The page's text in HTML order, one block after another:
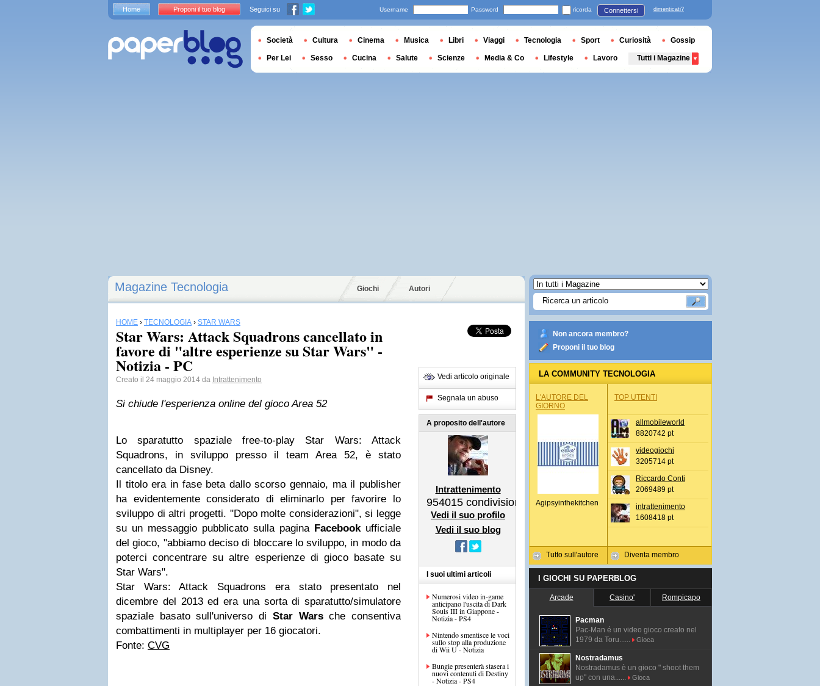
Magazine Tecnologia Giochi Autori
HOME › TECNOLOGIA › STAR WARS
Star Wars: Attack Squadrons cancellato in
favore di "altre esperienze su Star Wars" -
Notizia - PC
Creato il 24 maggio 2014 da Intrattenimento
Si chiude l'esperienza online del gioco Area 52
Lo sparatutto spaziale free-to-play Star Wars: Attack
Squadrons, in sviluppo presso il team Area 52, è stato
cancellato da Disney.
Il titolo era in fase beta dallo scorso gennaio, ma il publisher
ha evidentemente considerato di eliminarlo per favorire lo
sviluppo di altri progetti. "Dopo molte considerazioni", si legge
su un messaggio pubblicato sulla pagina Facebookufficiale
del gioco, "abbiamo deciso di bloccare lo sviluppo, in modo da
poterci concentrare su altre esperienze di gioco basate su
Star Wars".
Star Wars: Attack Squadrons era stato presentato nel
dicembre del 2013 ed era una sorta di sparatutto/simulatore
spaziale basato sull'universo di Star Warsche consentiva
combattimenti in multiplayer per 16 giocatori.
Fonte: CVG
Vedi articolo originale
Segnala un abuso
A proposito dell'autore
Intrattenimento
954015 condivisioni
Vedi il suo profilo
Vedi il suo blog
I suoi ultimi articoli
Numerosi video in-game
anticipano l'uscita di Dark
Souls III in Giappone -
Notizia - PS4
Nintendo smentisce le voci
sullo stop alla produzione
di Wii U - Notizia
Bungie presenterà stasera i
nuovi contenuti di Destiny
- Notizia - PS4
Non ancora membro?
Proponi il tuo blog
LA COMMUNITY TECNOLOGIA
L'AUTORE DEL
GIORNO
Agipsyinthekitchen
Tutto sull'autore
TOP UTENTI
allmobileworld
8820742 pt
videogiochi
3205714 pt
Riccardo Conti
2069489 pt
intrattenimento
1608418 pt
Diventa membro
I GIOCHI SU PAPERBLOG
Arcade Casino' Rompicapo
Pacman
Pac-Man é un video gioco creato nel
1979 da Toru......
Gioca
Nostradamus
Nostradamus è un gioco " shoot them
up" con una......
Gioca
Home Proponi il tuo blog Seguici su Username Password ricorda Connettersi dimenticati?
Società Cultura Cinema Musica Libri Viaggi Tecnologia Sport Curiosità Gossip
Per Lei Sesso Cucina Salute Scienze Media & Co Lifestyle Lavoro Tutti i Magazine